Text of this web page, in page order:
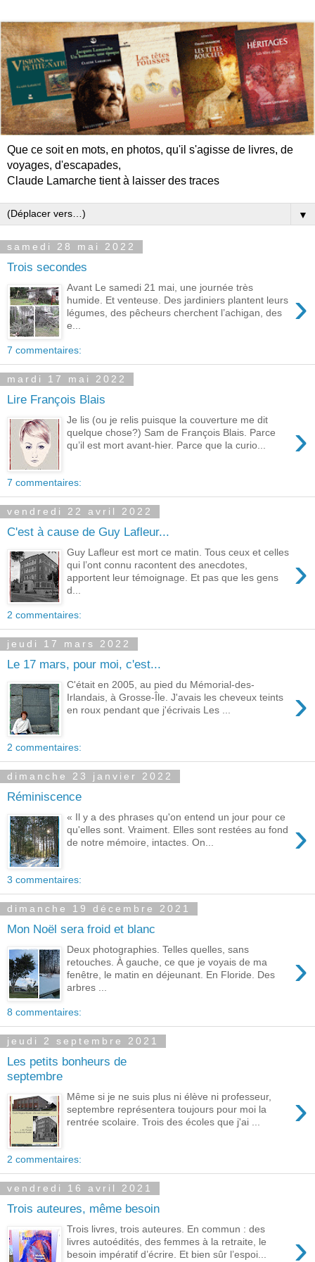
Que ce soit en mots, en photos, qu'il s'agisse de livres, de
voyages, d'escapades,
Claude Lamarche tient à laisser des traces
▼
samedi 28 mai 2022
Trois secondes
›
Avant Le samedi 21 mai, une journée très
humide. Et venteuse. Des jardiniers plantent leurs
légumes, des pêcheurs cherchent l’achigan, des
e...
7 commentaires:
mardi 17 mai 2022
Lire François Blais
›
Je lis (ou je relis puisque la couverture me dit
quelque chose?) Sam de François Blais. Parce
qu’il est mort avant-hier. Parce que la curio...
7 commentaires:
vendredi 22 avril 2022
C'est à cause de Guy Lafleur...
›
Guy Lafleur est mort ce matin. Tous ceux et celles
qui l’ont connu racontent des anecdotes,
apportent leur témoignage. Et pas que les gens
d...
2 commentaires:
jeudi 17 mars 2022
Le 17 mars, pour moi, c'est...
›
C'était en 2005, au pied du Mémorial-des-
Irlandais, à Grosse-Île. J'avais les cheveux teints
en roux pendant que j'écrivais Les ...
2 commentaires:
dimanche 23 janvier 2022
Réminiscence
›
« Il y a des phrases qu'on entend un jour pour ce
qu'elles sont. Vraiment. Elles sont restées au fond
de notre mémoire, intactes. On...
3 commentaires:
dimanche 19 décembre 2021
Mon Noël sera froid et blanc
›
Deux photographies. Telles quelles, sans
retouches. À gauche, ce que je voyais de ma
fenêtre, le matin en déjeunant. En Floride. Des
arbres ...
8 commentaires:
jeudi 2 septembre 2021
Les petits bonheurs de
septembre
›
Même si je ne suis plus ni élève ni professeur,
septembre représentera toujours pour moi la
rentrée scolaire. Trois des écoles que j'ai ...
2 commentaires:
vendredi 16 avril 2021
Trois auteures, même besoin
›
Trois livres, trois auteures. En commun : des
livres autoédités, des femmes à la retraite, le
besoin impératif d’écrire. Et bien sûr l’espoi...